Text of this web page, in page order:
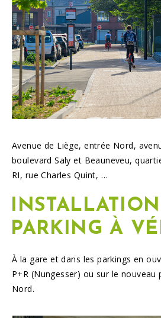
Avenue de Liège, entrée Nord,
boulevard Saly et Beauneveu,
RI, rue Charles Quint, …
PARKING À
À la gare et dans les parkings en
P+R (Nungesser) ou sur le nouveau
Nord.